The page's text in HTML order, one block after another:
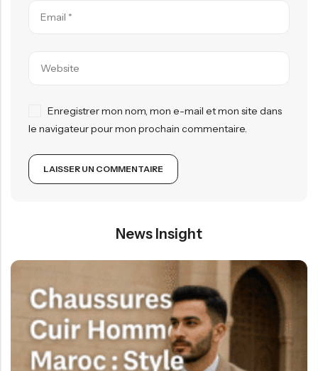
Enregistrer mon nom, mon e-mail et mon site dans
le navigateur pour mon prochain commentaire.
News Insight